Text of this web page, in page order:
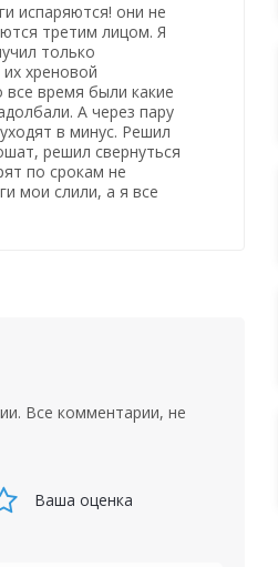
испаряются! они не
третим лицом. Я
только
хреновой
время были какие
А через пару
в минус. Решил
решил свернуться
по срокам не
мои слили, а я все
Все комментарии, не
Ваша оценка